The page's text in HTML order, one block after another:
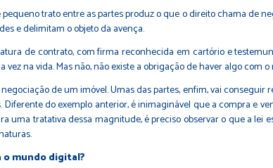
trato entre as partes produz o que o direito chama de
e delimitam o objeto da avença.
de contrato, com firma reconhecida em cartório e
na vida. Mas não, não existe a obrigação de haver algo
de um imóvel. Umas das partes, enfim, vai
do exemplo anterior, é inimaginável que a compra e
uma tratativa dessa magnitude, é preciso observar o que a
o mundo digital?